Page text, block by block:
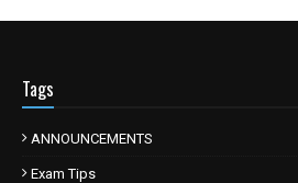
Tags
ANNOUNCEMENTS
Exam Tips